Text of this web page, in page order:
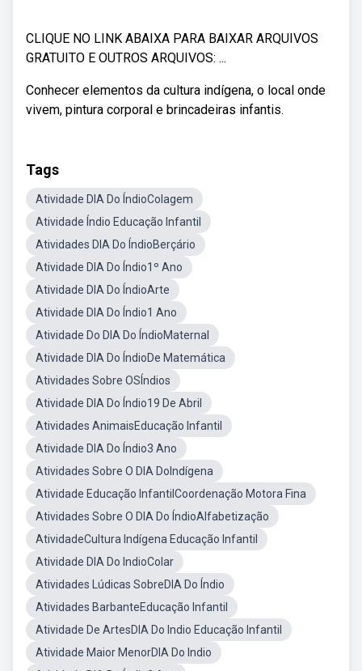
CLIQUE NO LINK ABAIXA PARA BAIXAR ARQUIVOS
GRATUITO E OUTROS ARQUIVOS: ...
Conhecer elementos da cultura indígena, o local onde
vivem, pintura corporal e brincadeiras infantis.
Tags
Atividade DIA Do ÍndioColagem
Atividade Índio Educação Infantil
Atividades DIA Do ÍndioBerçário
Atividade DIA Do Índio1º Ano
Atividade DIA Do ÍndioArte
Atividade DIA Do Índio1 Ano
Atividade Do DIA Do ÍndioMaternal
Atividade DIA Do ÍndioDe Matemática
Atividades Sobre OSÍndios
Atividade DIA Do Índio19 De Abril
Atividades AnimaisEducação Infantil
Atividade DIA Do Índio3 Ano
Atividades Sobre O DIA DoIndígena
Atividade Educação InfantilCoordenação Motora Fina
Atividades Sobre O DIA Do ÍndioAlfabetização
AtividadeCultura Indígena Educação Infantil
Atividade DIA Do IndioColar
Atividades Lúdicas SobreDIA Do Índio
Atividades BarbanteEducação Infantil
Atividade De ArtesDIA Do Indio Educação Infantil
Atividade Maior MenorDIA Do Indio